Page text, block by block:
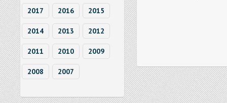
2017 2016 2015
2014 2013 2012
2011 2010 2009
2008 2007